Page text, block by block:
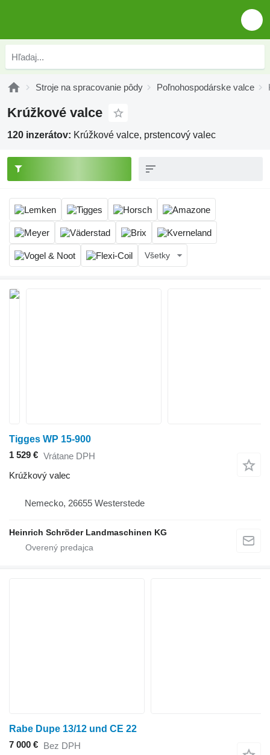
Stroje na spracovanie pôdy Poľnohospodárske valce
Krúžkové valce
120 inzerátov: Krúžkové valce, prstencový valec
Všetky
Tigges WP 15-900
1 529 € Vrátane DPH
Krúžkový valec
Nemecko, 26655 Westerstede
Heinrich Schröder Landmaschinen KG
Rabe Dupe 13/12 und CE 22
7 000 € Bez DPH